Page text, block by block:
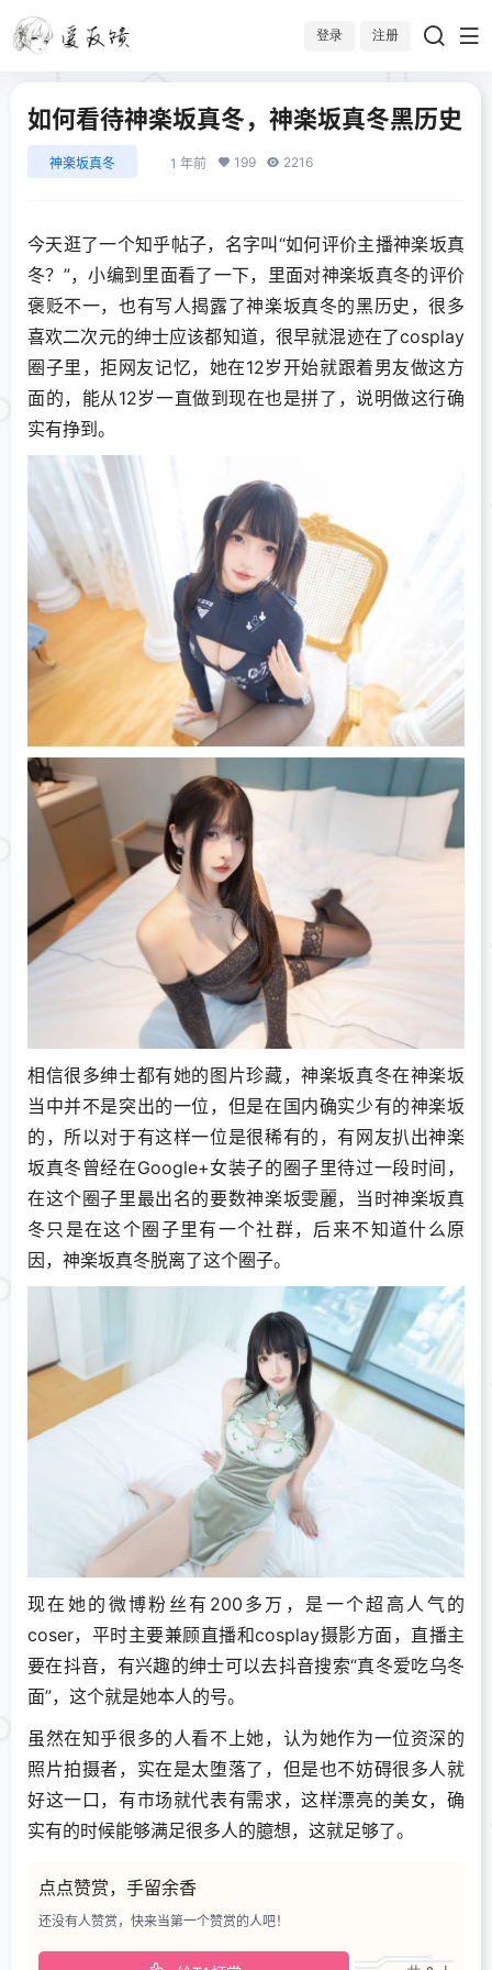
登录 注册
如何看待神楽坂真冬，神楽坂真冬黑历史
神楽坂真冬 1 年前 199 2216
今天逛了一个知乎帖子，名字叫“如何评价主播神楽坂真
冬？”，小编到里面看了一下，里面对神楽坂真冬的评价
褒贬不一，也有写人揭露了神楽坂真冬的黑历史，很多
喜欢二次元的绅士应该都知道，很早就混迹在了cosplay
圈子里，拒网友记忆，她在12岁开始就跟着男友做这方
面的，能从12岁一直做到现在也是拼了，说明做这行确
实有挣到。
相信很多绅士都有她的图片珍藏，神楽坂真冬在神楽坂
当中并不是突出的一位，但是在国内确实少有的神楽坂
的，所以对于有这样一位是很稀有的，有网友扒出神楽
坂真冬曾经在Google+女装子的圈子里待过一段时间，
在这个圈子里最出名的要数神楽坂雯麗，当时神楽坂真
冬只是在这个圈子里有一个社群，后来不知道什么原
因，神楽坂真冬脱离了这个圈子。
现在她的微博粉丝有200多万，是一个超高人气的
coser，平时主要兼顾直播和cosplay摄影方面，直播主
要在抖音，有兴趣的绅士可以去抖音搜索“真冬爱吃乌冬
面”，这个就是她本人的号。
虽然在知乎很多的人看不上她，认为她作为一位资深的
照片拍摄者，实在是太堕落了，但是也不妨碍很多人就
好这一口，有市场就代表有需求，这样漂亮的美女，确
实有的时候能够满足很多人的臆想，这就足够了。
点点赞赏，手留余香
还没有人赞赏，快来当第一个赞赏的人吧！